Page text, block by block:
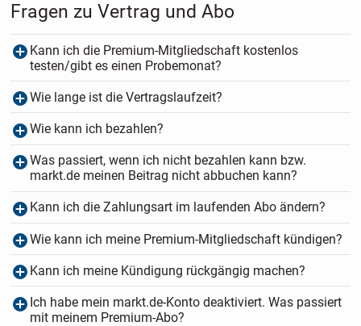
Fragen zu Vertrag und Abo
Kann ich die Premium-Mitgliedschaft kostenlos
testen/gibt es einen Probemonat?
Wie lange ist die Vertragslaufzeit?
Wie kann ich bezahlen?
Was passiert, wenn ich nicht bezahlen kann bzw.
markt.de meinen Beitrag nicht abbuchen kann?
Kann ich die Zahlungsart im laufenden Abo ändern?
Wie kann ich meine Premium-Mitgliedschaft kündigen?
Kann ich meine Kündigung rückgängig machen?
Ich habe mein markt.de-Konto deaktiviert. Was passiert
mit meinem Premium-Abo?